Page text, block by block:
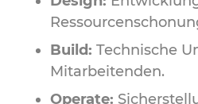
Build: Technische
Mitarbeitenden.
Operate: